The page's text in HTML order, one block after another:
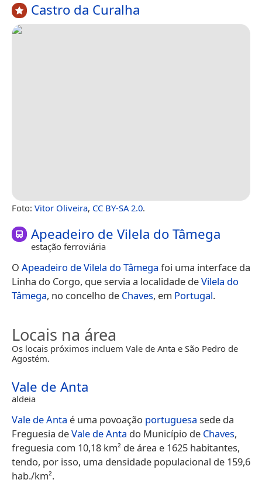
Castro da Curalha
Foto: Vitor Oliveira, CC BY-SA 2.0.
Apeadeiro de Vilela do Tâmega
estação ferroviária
O Apeadeiro de Vilela do Tâmega foi uma interface da
Linha do Corgo, que servia a localidade deVilela do
Tâmega, no concelho de Chaves, em Portugal.
Locais na área
Os locais próximos incluem Vale de Anta e São Pedro de
Agostém.
Vale de Anta
aldeia
Vale de Anta é uma povoação portuguesa sede da
Freguesia deVale de Anta do Município de Chaves,
freguesia com 10,18 km² de área e 1625 habitantes,
tendo, por isso, uma densidade populacional de 159,6
hab./km².